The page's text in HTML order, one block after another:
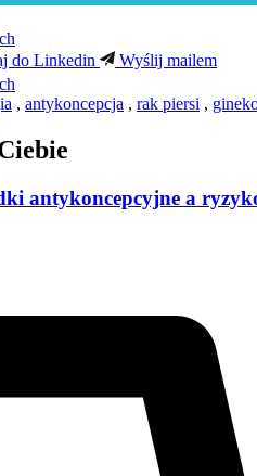
do Linkedin
Wyślij mailem
, antykoncepcja , rak piersi ,
antykoncepcyjne a